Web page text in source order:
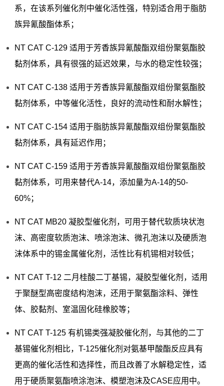
系，在该系列催化剂中催化活性强，特别适合用于脂肪
族异氰酸酯体系；
NT CAT C-129 适用于芳香族异氰酸酯双组份聚氨酯胶
黏剂体系，具有很强的延迟效果，与水的稳定性较强；
NT CAT C-138 适用于芳香族异氰酸酯双组份聚氨酯胶
黏剂体系，中等催化活性，良好的流动性和耐水解性；
NT CAT C-154 适用于脂肪族异氰酸酯双组份聚氨酯胶
黏剂体系，具有延迟作用；
NT CAT C-159 适用于芳香族异氰酸酯双组份聚氨酯胶
黏剂体系，可用来替代A-14，添加量为A-14的50-
60%；
NT CAT MB20 凝胶型催化剂，可用于替代软质块状泡
沫、高密度软质泡沫、喷涂泡沫、微孔泡沫以及硬质泡
沫体系中的锡金属催化剂，活性比有机锡相对较低；
NT CAT T-12 二月桂酸二丁基锡，凝胶型催化剂，适用
于聚醚型高密度结构泡沫，还用于聚氨酯涂料、弹性
体、胶黏剂、室温固化硅橡胶等；
NT CAT T-125 有机锡类强凝胶催化剂，与其他的二丁
基锡催化剂相比，T-125催化剂对氨基甲酸酯反应具有
更高的催化活性和选择性，而且改善了水解稳定性，适
用于硬质聚氨酯喷涂泡沫、模塑泡沫及CASE应用中。